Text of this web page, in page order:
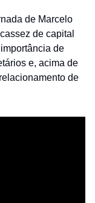
de Marcelo
de capital
de
e, acima de
de